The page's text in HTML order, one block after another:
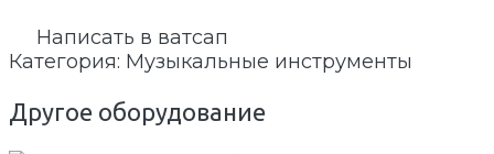
Написать в ватсап
Категория: Музыкальные инструменты
Другое оборудование